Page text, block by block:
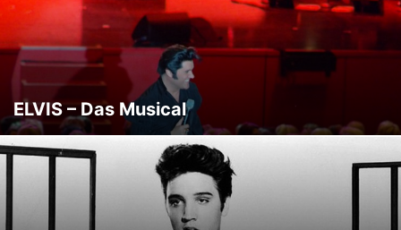
ELVIS – Das Musical